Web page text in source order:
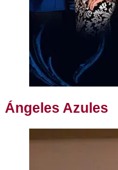
Ángeles Azules